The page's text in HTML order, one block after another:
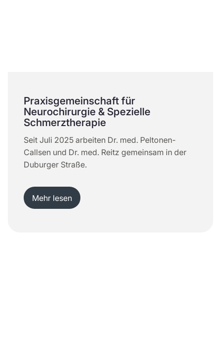
Praxisgemeinschaft für
Neurochirurgie & Spezielle
Schmerztherapie
Seit Juli 2025 arbeiten Dr. med. Peltonen-
Callsen und Dr. med. Reitz gemeinsam in der
Duburger Straße.
Mehr lesen